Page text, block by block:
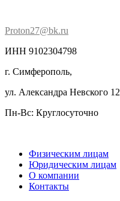
Proton27@bk.ru
ИНН 9102304798
г. Симферополь,
ул. Александра Невского 12
Пн-Вс: Круглосуточно
Физическим лицам
Юридическим лицам
О компании
Контакты